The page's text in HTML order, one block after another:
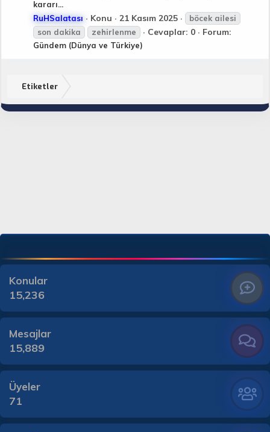
kararı...
RuHSalatası
Konu 21 Kasım 2025
böcek ailesi
son dakika
zehirlenme Cevaplar: 0 Forum:
Gündem (Dünya ve Türkiye)
Etiketler
Konular
15,236
Mesajlar
15,889
Üyeler
71